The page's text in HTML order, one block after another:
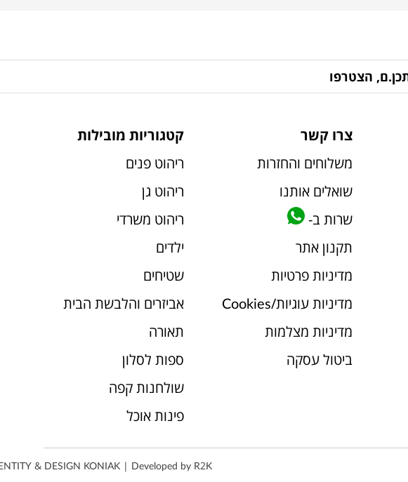
הצטרפו
צרו קשר
משלוחים והחזרות
שואלים אותנו
שרות ב-
תקנון אתר
מדיניות פרטיות
מדיניות עוגיות/Cookies
מדיניות מצלמות
ביטול עסקה
קטגוריות מובילות
ריהוט פנים
ריהוט גן
ריהוט משרדי
ילדים
שטיחים
אביזרים והלבשת הבית
תאורה
ספות לסלון
שולחנות קפה
פינות אוכל
& DESIGN KONIAK | Developed by R2K